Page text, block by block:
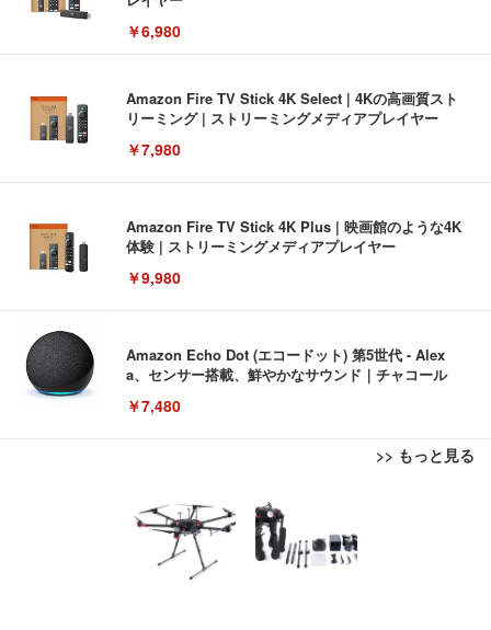
￥6,980
Amazon Fire TV Stick 4K Select | 4Kの高画質スト
リーミング | ストリーミングメディアプレイヤー
￥7,980
Amazon Fire TV Stick 4K Plus | 映画館のような4K
体験 | ストリーミングメディアプレイヤー
￥9,980
Amazon Echo Dot (エコードット) 第5世代 - Alex
a、センサー搭載、鮮やかなサウンド｜チャコール
￥7,480
>> もっと見る
[EdoErgo] オフィスチェア 椅子 テレワーク 疲れな
い 跳ね上げ式アームレスト コンパクト 約105度ロッ
キング pc 事務椅子 360度回転 座面昇降 強化ナイロ
ン樹脂ベース 通気性メッシュ 在宅ワーク H-WY01
(黒網+黒枠+黒足)
￥5,699
EIZO ビジネス向けプレミアムモニター | FlexScan
EV3240X-WT | 31.5型4K UHD・USB Type-C・ホワ
￥105,595
Amazonベーシック ペットシーツ 薄型 レギュラー 1
回使い捨て 無香料 ホワイト 300枚
￥3,373